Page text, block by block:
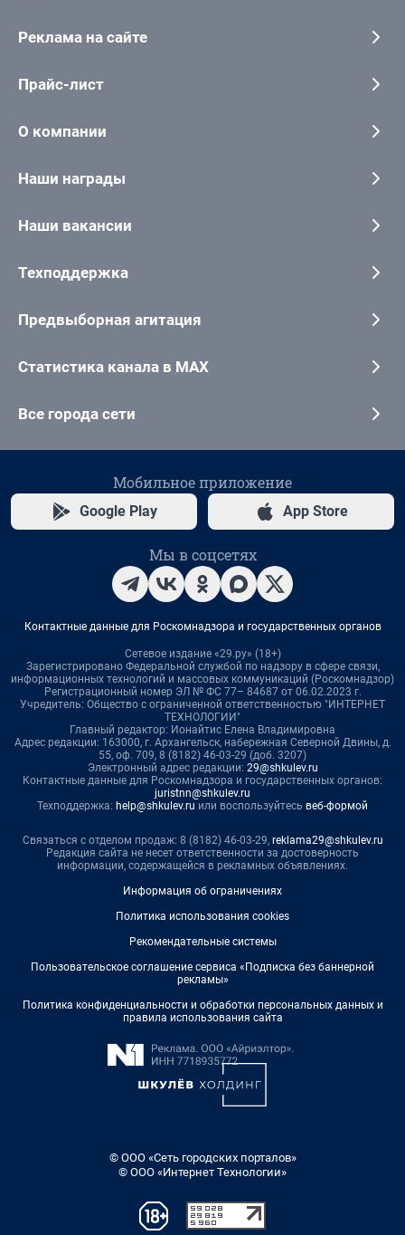
Реклама на сайте
Прайс-лист
О компании
Наши награды
Наши вакансии
Техподдержка
Предвыборная агитация
Статистика канала в MAX
Все города сети
Мобильное приложение
Google Play App Store
Мы в соцсетях
Контактные данные для Роскомнадзора и государственных органов
Сетевое издание «29.ру» (18+)
Зарегистрировано Федеральной службой по надзору в сфере связи,
информационных технологий и массовых коммуникаций (Роскомнадзор)
Регистрационный номер ЭЛ № ФС 77– 84687 от 06.02.2023 г.
Учредитель: Общество с ограниченной ответственностью "ИНТЕРНЕТ
ТЕХНОЛОГИИ"
Главный редактор: Ионайтис Елена Владимировна
Адрес редакции: 163000, г. Архангельск, набережная Северной Двины, д.
55, оф. 709, 8 (8182) 46-03-29 (доб. 3207)
Электронный адрес редакции: 29@shkulev.ru
Контактные данные для Роскомнадзора и государственных органов:
juristnn@shkulev.ru
Техподдержка: help@shkulev.ru или воспользуйтесь веб-формой
Связаться с отделом продаж: 8 (8182) 46-03-29, reklama29@shkulev.ru
Редакция сайта не несет ответственности за достоверность
информации, содержащейся в рекламных объявлениях.
Информация об ограничениях
Политика использования cookies
Рекомендательные системы
Пользовательское соглашение сервиса «Подписка без баннерной
рекламы»
Политика конфиденциальности и обработки персональных данных и
правила использования сайта
© ООО «Сеть городских порталов»
© ООО «Интернет Технологии»